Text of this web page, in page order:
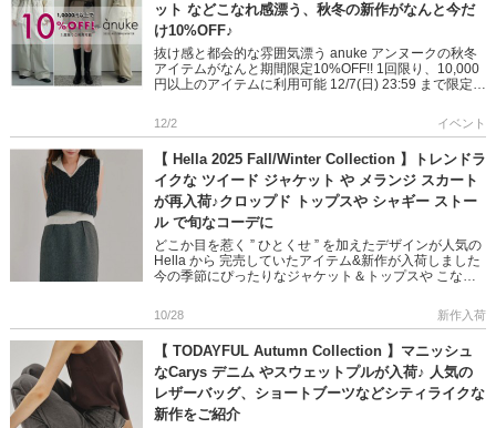
ット などこなれ感漂う、秋冬の新作がなんと今だ
け10%OFF♪
抜け感と都会的な雰囲気漂う anuke アンヌークの秋冬
アイテムがなんと期間限定10%OFF!! 1回限り、10,000
円以上のアイテムに利用可能 12/7(日) 23:59 まで限定で
12/2 イベント
【 Hella 2025 Fall/Winter Collection 】トレンドラ
イクな ツイード ジャケット や メランジ スカート
が再入荷♪クロップド トップスや シャギー ストー
ル で旬なコーデに
どこか目を惹く ” ひとくせ ” を加えたデザインが人気の
Hella から 完売していたアイテム&新作が入荷しました
今の季節にぴったりなジャケット＆トップスや こなれ
10/28 新作入荷
【 TODAYFUL Autumn Collection 】マニッシュ
なCarys デニム やスウェットプルが入荷♪ 人気の
レザーバッグ、ショートブーツなどシティライクな
新作をご紹介